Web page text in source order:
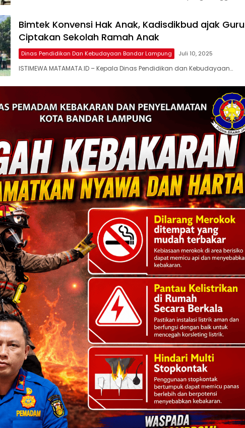
Bimtek Konvensi Hak Anak, Kadisdikbud ajak Guru
Ciptakan Sekolah Ramah Anak
Dinas Pendidikan Dan Kebudayaan Bandar Lampung Juli 10, 2025
ISTIMEWA MATAMATA.ID – Kepala Dinas Pendidikan dan Kebudayaan…